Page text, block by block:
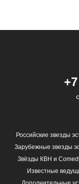
Российские звезды
Зарубежные звезды
Звёзды КВН и
Известные